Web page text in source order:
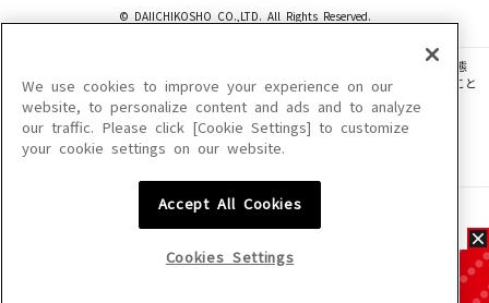
© DAIICHIKOSHO CO.,LTD. All Rights Reserved.
このサイトに掲載されている一切の文章・画像・写真・動画・音声等を、手段や形態
を問わず、著作権法の定める範囲を超えて無断で複製、転載、ファイル化などすること
を禁じます。
楽曲及びコンテンツは、機種によりご利用いただけない場合があります。
楽曲及びコンテンツの配信日、配信内容が変更になる場合があります。
We use cookies to improve your experience on our
website, to personalize content and ads and to analyze
our traffic. Please click [Cookie Settings] to customize
your cookie settings on our website.
Accept All Cookies
Cookies Settings